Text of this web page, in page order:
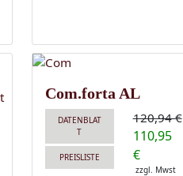
Com.forta AL
DATENBLAT
T
PREISLISTE
120,94 €
110,95
€
zzgl. Mwst